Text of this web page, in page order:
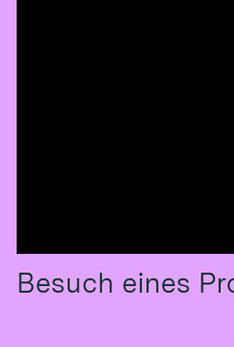
Besuch eines